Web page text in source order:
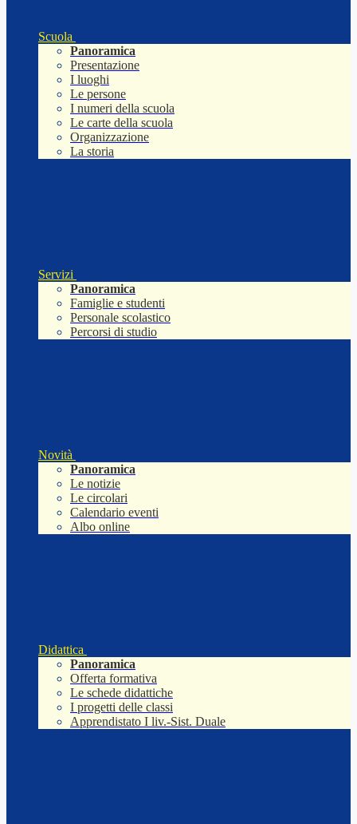
Scuola
Panoramica
Presentazione
I luoghi
Le persone
I numeri della scuola
Le carte della scuola
Organizzazione
La storia
Servizi
Panoramica
Famiglie e studenti
Personale scolastico
Percorsi di studio
Novità
Panoramica
Le notizie
Le circolari
Calendario eventi
Albo online
Didattica
Panoramica
Offerta formativa
Le schede didattiche
I progetti delle classi
Apprendistato I liv.-Sist. Duale